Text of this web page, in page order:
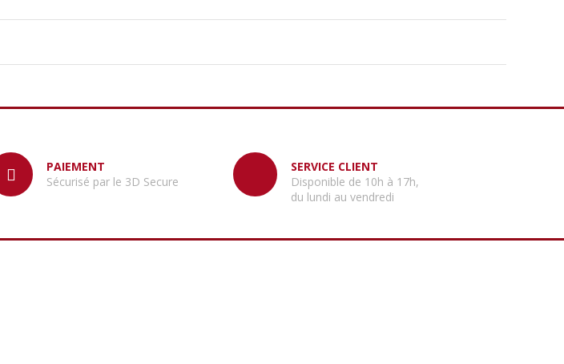
PAIEMENT
Sécurisé par le 3D Secure
SERVICE CLIENT
Disponible de 10h à 17h,
du lundi au vendredi